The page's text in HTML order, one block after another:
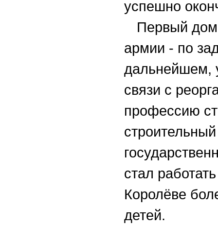
успешно
Первый
армии - по
дальнейшем,
связи с
профессию
стал
Королёве
детей.